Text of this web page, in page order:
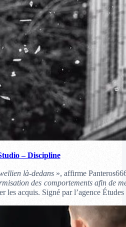
– Discipline
là-dedans», affirme
des comportements afin de
les acquis. Signé par l’agence